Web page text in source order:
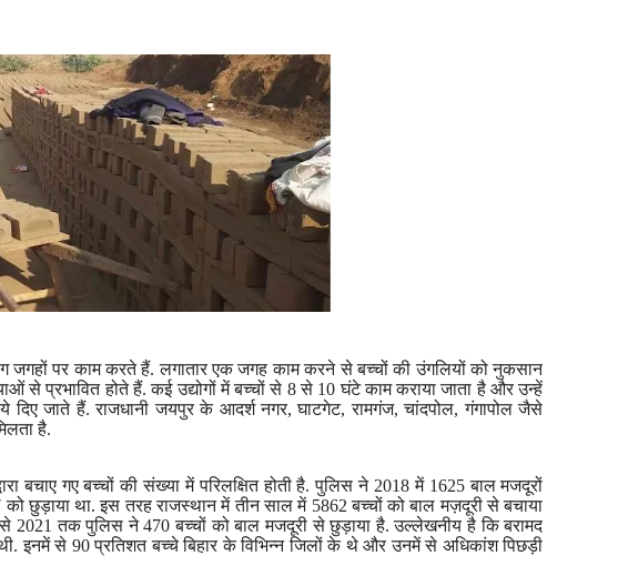
जगहों पर काम करते हैं. लगातार एक जगह काम करने से बच्चों की उंगलियों को नुकसान
से प्रभावित होते हैं. कई उद्योगों में बच्चों से 8से 10घंटे काम कराया जाता है और उन्हें
जाते हैं. राजधानी जयपुर के आदर्श नगर,घाटगेट,रामगंज,चांदपोल,गंगापोल जैसे
है.
बचाए गए बच्चों की संख्या में परिलक्षित होती है. पुलिस ने2018में1625बाल मजदूरों
को छुड़ाया था. इस तरह राजस्थान में तीन साल में5862बच्चों को बाल मज़दूरी से बचाया
से 2021तक पुलिस ने470बच्चों को बाल मजदूरी से छुड़ाया है. उल्लेखनीय है कि बरामद
इनमें से 90प्रतिशत बच्चे बिहार के विभिन्न जिलों के थे और उनमें से अधिकांश पिछड़ी